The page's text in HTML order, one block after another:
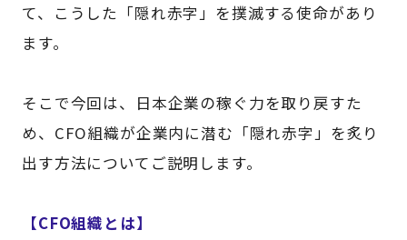
て、こうした「隠れ赤字」を撲滅する使命があり
ます。
そこで今回は、日本企業の稼ぐ力を取り戻すた
め、CFO組織が企業内に潜む「隠れ赤字」を炙り
出す方法についてご説明します。
【CFO組織とは】